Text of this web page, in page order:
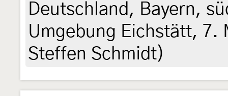
Deutschland, Bayern,
Umgebung Eichstätt, 7.
Steffen Schmidt)